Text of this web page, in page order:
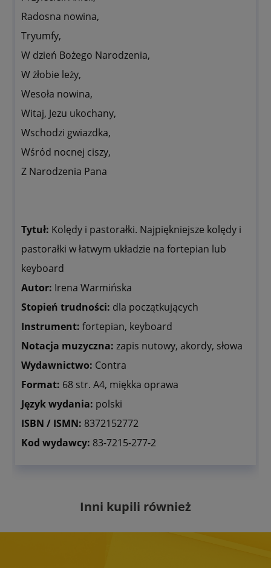
Radosna nowina,
Tryumfy,
W dzień Bożego Narodzenia,
W żłobie leży,
Wesoła nowina,
Witaj, Jezu ukochany,
Wschodzi gwiazdka,
Wśród nocnej ciszy,
Z Narodzenia Pana
Tytuł: Kolędy i pastorałki. Najpiękniejsze kolędy i
pastorałki w łatwym układzie na fortepian lub
keyboard
Autor: Irena Warmińska
Stopień trudności: dla początkujących
Instrument: fortepian, keyboard
Notacja muzyczna: zapis nutowy, akordy, słowa
Wydawnictwo: Contra
Format: 68 str. A4, miękka oprawa
Język wydania: polski
ISBN / ISMN: 8372152772
Kod wydawcy: 83-7215-277-2
Inni kupili również